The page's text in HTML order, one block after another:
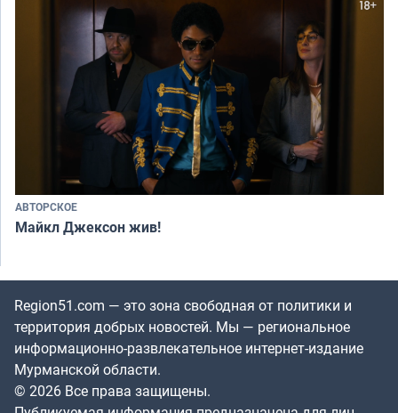
АВТОРСКОЕ
Майкл Джексон жив!
Region51.com — это зона свободная от политики и
территория добрых новостей. Мы — региональное
информационно-развлекательное интернет-издание
Мурманской области.
© 2026 Все права защищены.